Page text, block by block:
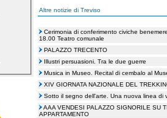
Altre notizie di Treviso
Cerimonia di conferimento civiche
18.00 Teatro comunale
PALAZZO TRECENTO
Illustri persuasioni. Tra le due guerre
Musica in Museo. Recital di cembalo al
XIV GIORNATA NAZIONALE DEL
Sotto il segno dell'arte. Una nuova linea di
AAA VENDESI PALAZZO SIGNORILE SU
APPARTAMENTO